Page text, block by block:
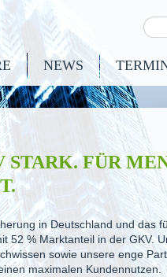
NEWS
FÜR
in Deutschland und das
52 % Marktanteil in der GKV.
sowie unsere enge
maximalen Kunden­nutzen.